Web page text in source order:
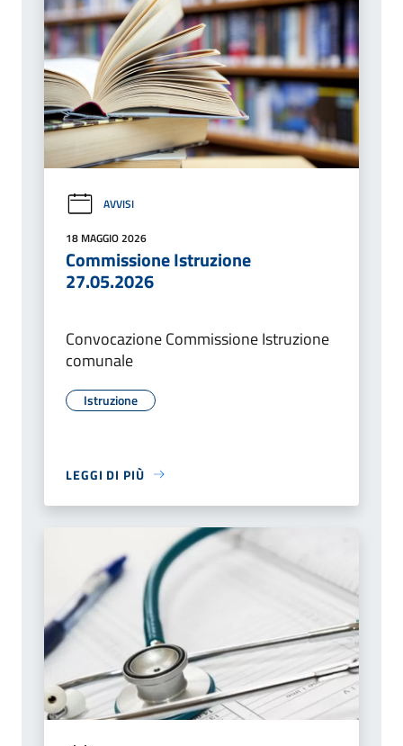
AVVISI
18 MAGGIO 2026
Commissione Istruzione
27.05.2026
Convocazione Commissione Istruzione
comunale
Istruzione
LEGGI DI PIÙ